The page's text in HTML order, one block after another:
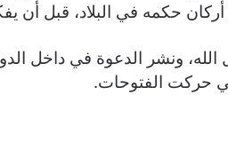
حكمه في البلاد، قبل أن
ونشر الدعوة في داخل
حركت الفتوحات.